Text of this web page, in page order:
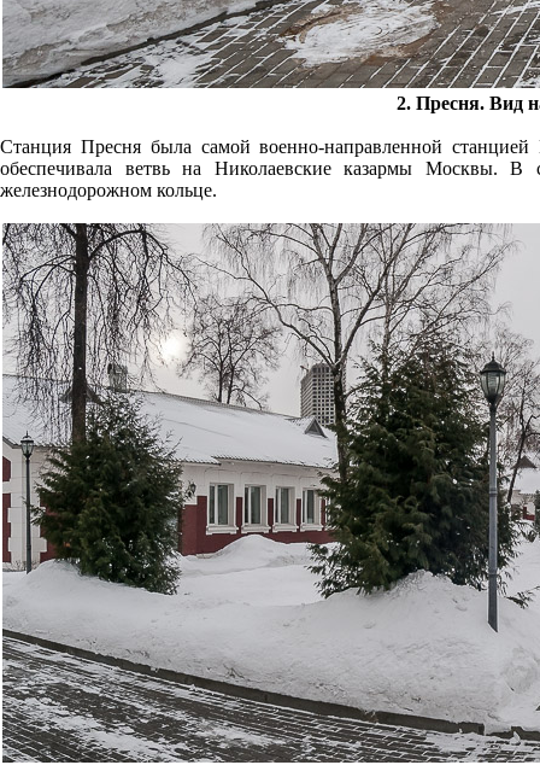
2. Пресня. Вид
Станция Пресня была самой военно-направленной
обеспечивала ветвь на Николаевские казармы Москвы.
железнодорожном кольце.